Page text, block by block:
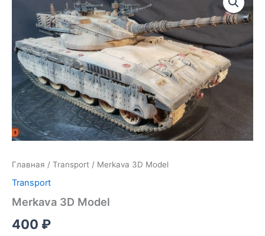
Главная / Transport / Merkava 3D Model
Transport
Merkava 3D Model
400 ₽